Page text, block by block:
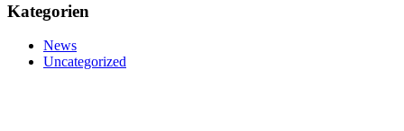
Kategorien
News
Uncategorized